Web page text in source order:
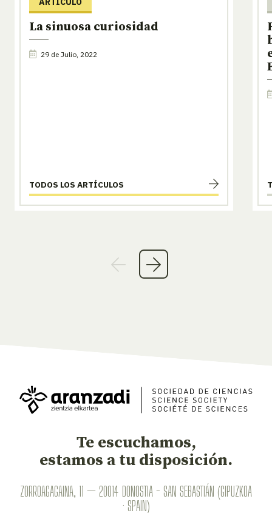
La sinuosa curiosidad
29 de Julio, 2022
TODOS LOS ARTÍCULOS
Te escuchamos,
estamos a tu disposición.
ZORROAGAGAINA, 11 — 20014 DONOSTIA - SAN SEBASTIÁN (GIPUZKOA
· SPAIN)